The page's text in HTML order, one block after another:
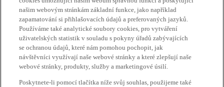
našim webovým stránkám základní funkce, jako například
zapamatování si přihlašovacích údajů a preferovaných jazyků.
Používáme také analytické soubory cookies, pro vytváření
uživatelských statistik v souladu s pokyny úřadů zabývajících
se ochranou údajů, které nám pomohou pochopit, jak
návštěvníci využívají naše webové stránky a které zlepšují naše
webové stránky, produkty, služby a marketingové úsilí.
Poskytnete-li pomocí tlačítka níže svůj souhlas, použijeme také